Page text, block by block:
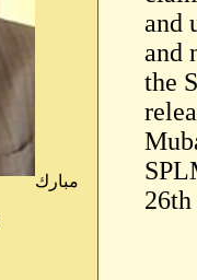
مبارك
and
and
the
26th